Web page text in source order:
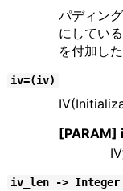
パディン
にしてい
を付加し
iv=(iv)
[PARAM]
iv_len -> Integer